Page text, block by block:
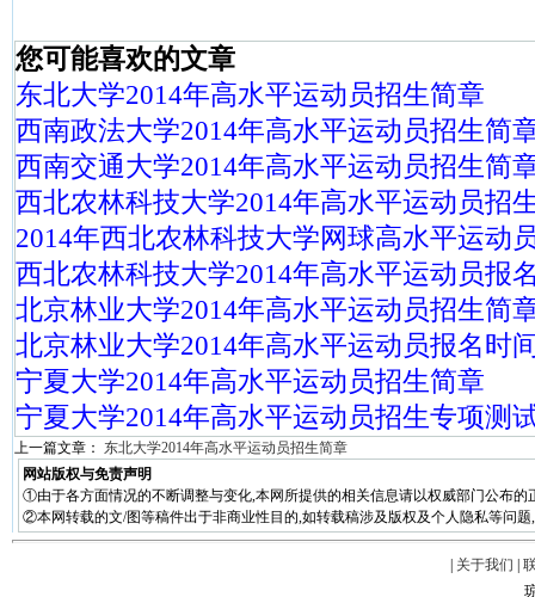
您可能喜欢的文章
东北大学2014年高水平运动员招生简章
西南政法大学2014年高水平运动员招生简
西南交通大学2014年高水平运动员招生简
西北农林科技大学2014年高水平运动员招
2014年西北农林科技大学网球高水平运动
西北农林科技大学2014年高水平运动员报
北京林业大学2014年高水平运动员招生简
北京林业大学2014年高水平运动员报名时
宁夏大学2014年高水平运动员招生简章
宁夏大学2014年高水平运动员招生专项测
上一篇文章：
东北大学2014年高水平运动员招生简章
网站版权与免责声明
①由于各方面情况的不断调整与变化,本网所提供的相关信息请以权威部门公布的
②本网转载的文/图等稿件出于非商业性目的,如转载稿涉及版权及个人隐私等问题
关于我们